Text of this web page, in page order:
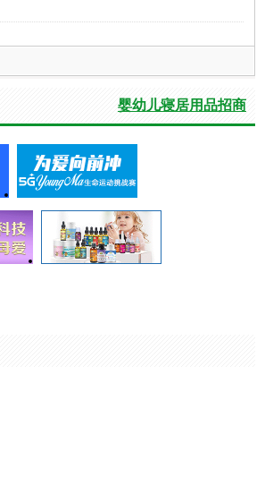
婴幼儿寝居用品招商